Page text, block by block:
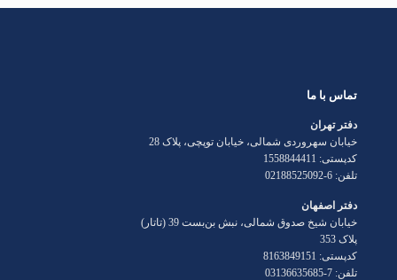
تماس با ما
دفتر تهران
خیابان سهروردی شمالی، خیابان توپچی، پلاک 28
کدپستی: 1558844411
تلفن: 6-02188525092
دفتر اصفهان
خیابان شیخ صدوق شمالی، نبش بن‌بست 39 (تاتار)
پلاک 353
کدپستی: 8163849151
تلفن: 7-03136635685